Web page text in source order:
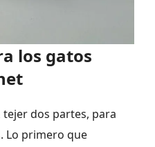
los gatos
tejer dos partes, para
Lo primero que